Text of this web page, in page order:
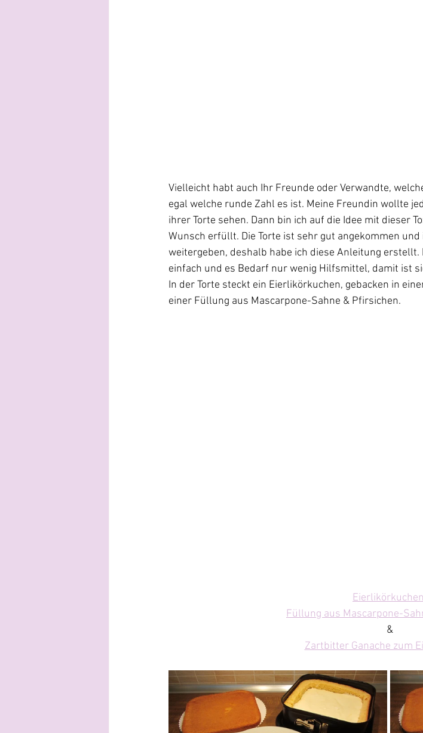
Vielleicht habt auch Ihr Freunde oder Verwandte,
egal welche runde Zahl es ist. Meine Freundin wollte
ihrer Torte sehen. Dann bin ich auf die Idee mit dieser
Wunsch erfüllt. Die Torte ist sehr gut angekommen
weitergeben, deshalb habe ich diese Anleitung
einfach und es Bedarf nur wenig Hilfsmittel, damit ist
In der Torte steckt ein Eierlikörkuchen, gebacken in
einer Füllung aus Mascarpone-Sahne & Pfirsichen.
Eierlikörkuchen
Füllung aus Mascarpone-
&
Zartbitter Ganache zum